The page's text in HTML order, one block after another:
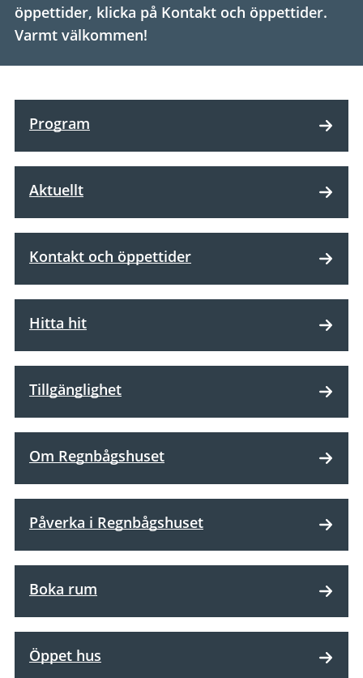
öppettider, klicka på Kontakt och öppettider.
Varmt välkommen!
Program
Aktuellt
Kontakt och öppettider
Hitta hit
Tillgänglighet
Om Regnbågshuset
Påverka i Regnbågshuset
Boka rum
Öppet hus